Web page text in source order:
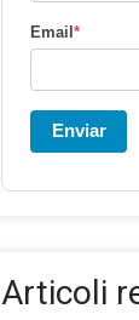
Email *
Enviar
Articoli